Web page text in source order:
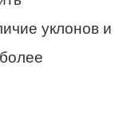
уклонов и